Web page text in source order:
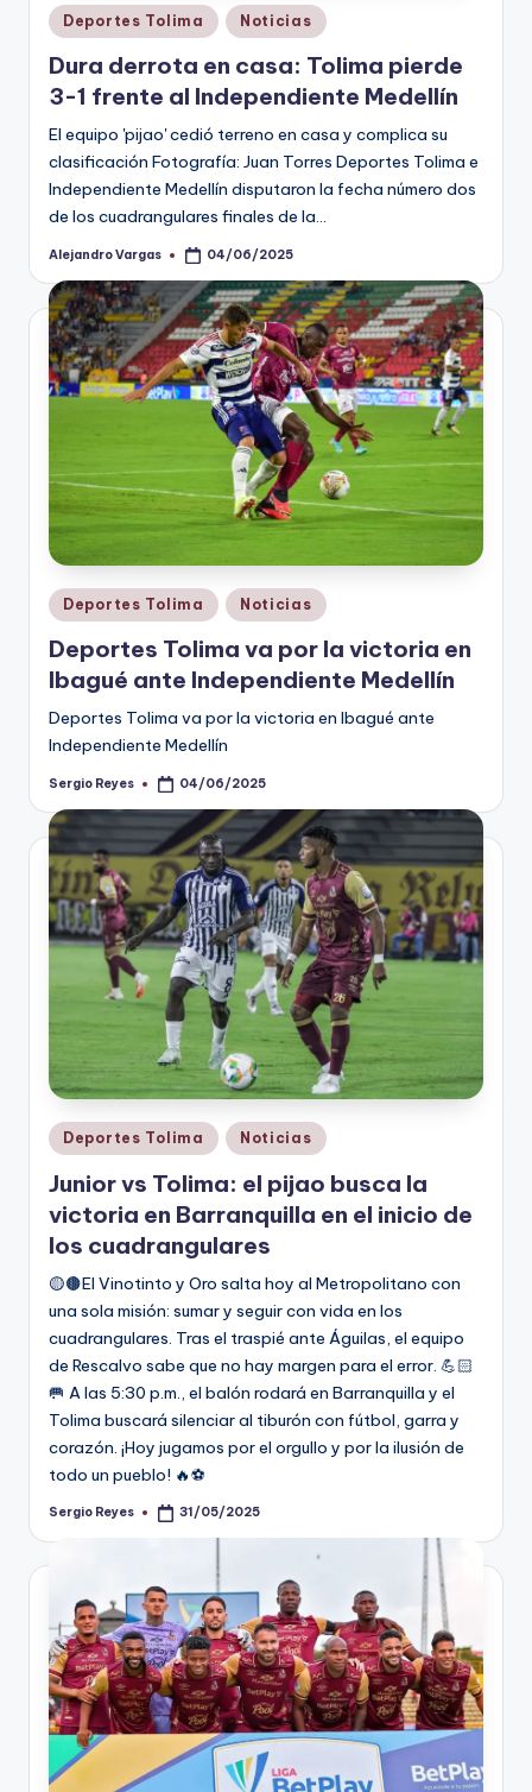
Publicado
en
Deportes Tolima Noticias
Dura derrota en casa: Tolima pierde
3-1 frente al Independiente Medellín
El equipo 'pijao' cedió terreno en casa y complica su
clasificación Fotografía: Juan Torres Deportes Tolima e
Independiente Medellín disputaron la fecha número dos
de los cuadrangulares finales de la…
Publicado
Alejandro Vargas 04/06/2025
Publicado
en
Deportes Tolima Noticias
Deportes Tolima va por la victoria en
Ibagué ante Independiente Medellín
Deportes Tolima va por la victoria en Ibagué ante
Independiente Medellín
Publicado
Sergio Reyes 04/06/2025
Publicado
en
Deportes Tolima Noticias
Junior vs Tolima: el pijao busca la
victoria en Barranquilla en el inicio de
los cuadrangulares
🟡🟤El Vinotinto y Oro salta hoy al Metropolitano con
una sola misión: sumar y seguir con vida en los
cuadrangulares. Tras el traspié ante Águilas, el equipo
de Rescalvo sabe que no hay margen para el error. 💪🏻
🥅 A las 5:30 p.m., el balón rodará en Barranquilla y el
Tolima buscará silenciar al tiburón con fútbol, garra y
corazón. ¡Hoy jugamos por el orgullo y por la ilusión de
todo un pueblo! 🔥⚽
Publicado
Sergio Reyes 31/05/2025